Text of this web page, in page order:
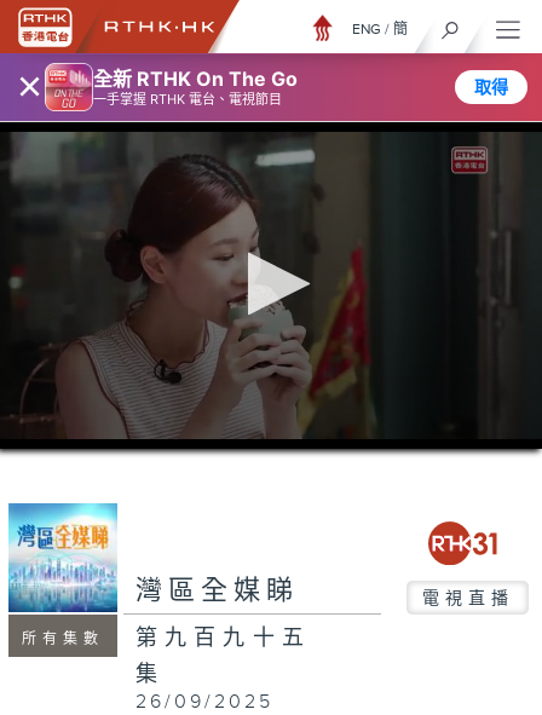
× 全新 RTHK On The Go
一手掌握 RTHK 電台、電視節目
取得
ENG / 簡
seconds
minutes,
7
seconds
所有集數
灣區全媒睇 電視直播
第九百九十五
集
26/09/2025